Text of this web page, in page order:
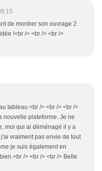
de montrer son ouvrage 2
!<br /> <br /> <br />
tableau.<br /> <br /> <br />
nouvelle plateforme. Je ne
moi qui ai déménagé il y a
vraiment pas envie de tout
je suis également en
/> <br /> <br /> Belle